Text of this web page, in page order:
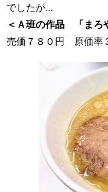
でしたが…
＜Ａ班の作品 「まろ
売価７８０円 原価率